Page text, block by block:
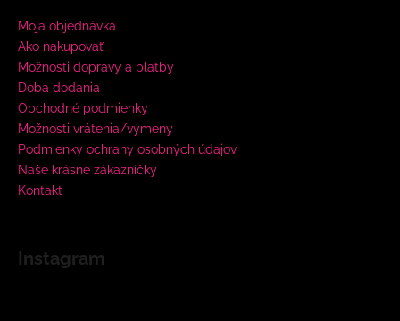
Moja objednávka
Ako nakupovať
Možnosti dopravy a platby
Doba dodania
Obchodné podmienky
Možnosti vrátenia/výmeny
Podmienky ochrany osobných údajov
Naše krásne zákazníčky
Kontakt
Instagram